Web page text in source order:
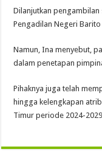
Dilanjutkan
Pengadilan Negeri
Namun, Ina menyebut,
dalam penetapan
Pihaknya juga telah
hingga kelengkapan
Timur periode 2024-